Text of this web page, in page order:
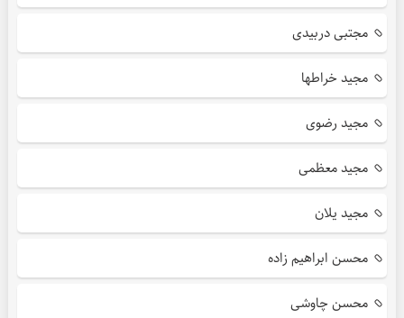
مجتبی دربیدی
مجید خراطها
مجید رضوی
مجید معظمی
مجید یلان
محسن ابراهیم زاده
محسن چاوشی